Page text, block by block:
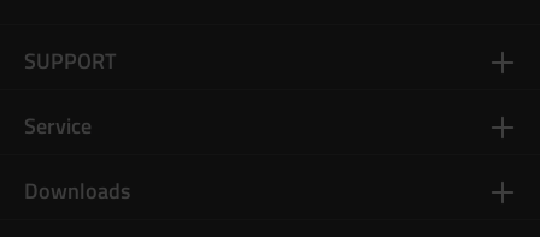
SUPPORT
Service
Downloads